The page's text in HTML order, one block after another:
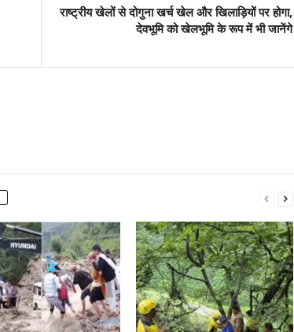
राष्ट्रीय खेलों से दोगुना खर्च खेल और खिलाड़ियों पर होगा,
देवभूमि को खेलभूमि के रूप में भी जानेंगे